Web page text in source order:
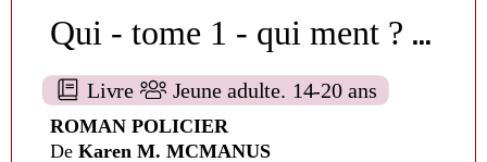
Q
ui - tome 1 - qui ment ? [1]
Livre Jeune adulte. 14-20 ans
ROMAN POLICIER
De Karen M. MCMANUS